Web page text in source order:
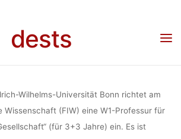
dests
(FORUM
Stellenangebot: W1-Professur für „Wissenschaft und
Wilhelms-Universität Bonn richtet am
Wissenschaft (FIW) eine W1-Professur für
(für 3+3 Jahre) ein. Es ist